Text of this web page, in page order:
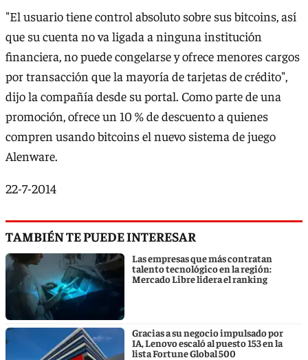
"El usuario tiene control absoluto sobre sus bitcoins, así
que su cuenta no va ligada a ninguna institución
financiera, no puede congelarse y ofrece menores cargos
por transacción que la mayoría de tarjetas de crédito",
dijo la compañía desde su portal. Como parte de una
promoción, ofrece un 10 % de descuento a quienes
compren usando bitcoins el nuevo sistema de juego
Alenware.
22-7-2014
TAMBIÉN TE PUEDE INTERESAR
Las empresas que más contratan
talento tecnológico en la región:
Mercado Libre lidera el ranking
Gracias a su negocio impulsado por
IA, Lenovo escaló al puesto 153 en la
lista Fortune Global 500